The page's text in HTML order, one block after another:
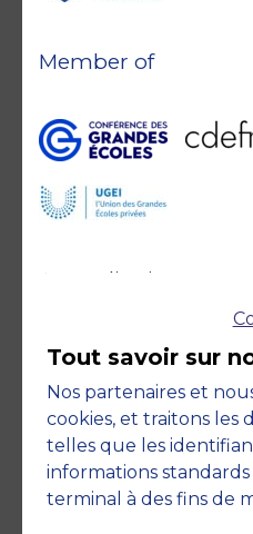
Accreditations
Member of
Engagements
Tout savoir sur
Nos partenaires et
cookies, et traitons les
telles que les
informations
terminal à des fins de